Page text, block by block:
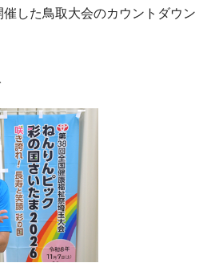
した鳥取大会のカウントダウン